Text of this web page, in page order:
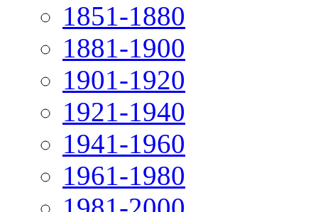
1851-1880
1881-1900
1901-1920
1921-1940
1941-1960
1961-1980